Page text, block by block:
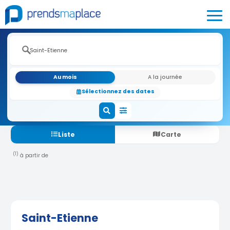
Au mois
A la journée
Sélectionnez des dates
Liste Carte
(1) à partir de
Saint-Etienne